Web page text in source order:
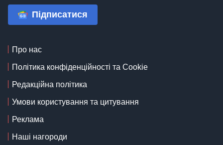
Підписатися
Про нас
Політика конфіденційності та Cookie
Редакційна політика
Умови користування та цитування
Реклама
Наші нагороди